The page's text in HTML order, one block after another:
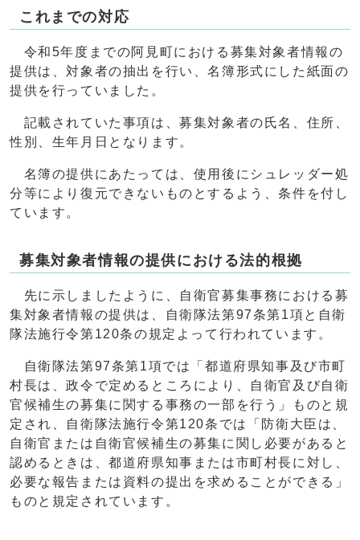
これまでの対応
令和5年度までの阿見町における募集対象者情報の
提供は、対象者の抽出を行い、名簿形式にした紙面の
提供を行っていました。
記載されていた事項は、募集対象者の氏名、住所、
性別、生年月日となります。
名簿の提供にあたっては、使用後にシュレッダー処
分等により復元できないものとするよう、条件を付し
ています。
募集対象者情報の提供における法的根拠
先に示しましたように、自衛官募集事務における募
集対象者情報の提供は、自衛隊法第97条第1項と自衛
隊法施行令第120条の規定よって行われています。
自衛隊法第97条第1項では「都道府県知事及び市町
村長は、政令で定めるところにより、自衛官及び自衛
官候補生の募集に関する事務の一部を行う」ものと規
定され、自衛隊法施行令第120条では「防衛大臣は、
自衛官または自衛官候補生の募集に関し必要があると
認めるときは、都道府県知事または市町村長に対し、
必要な報告または資料の提出を求めることができる」
ものと規定されています。